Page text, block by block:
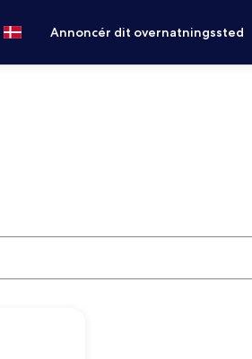
Annoncér dit overnatningssted